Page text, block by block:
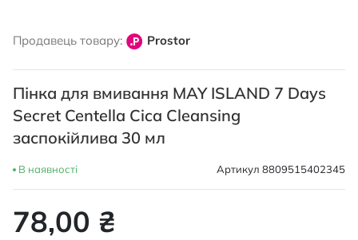
початку
зображень
Продавець товару: Prostor
Пінка для вмивання MAY ISLAND 7 Days
Secret Centella Cica Cleansing
заспокійлива 30 мл
В наявності Артикул 8809515402345
78,00 ₴